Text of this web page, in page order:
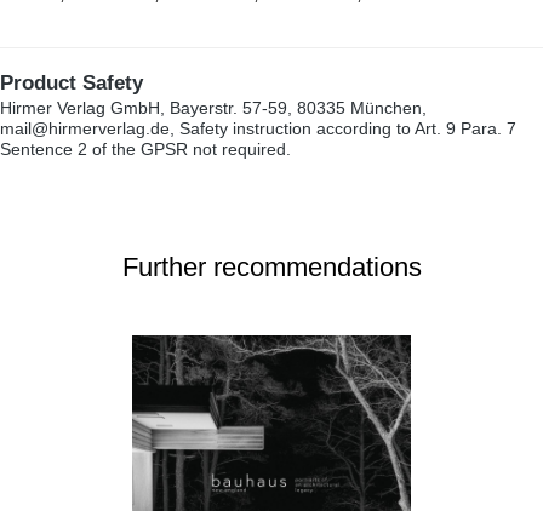
Product Safety
Hirmer Verlag GmbH, Bayerstr. 57-59, 80335 München,
mail@hirmerverlag.de, Safety instruction according to Art. 9 Para. 7
Sentence 2 of the GPSR not required.
Further recommendations